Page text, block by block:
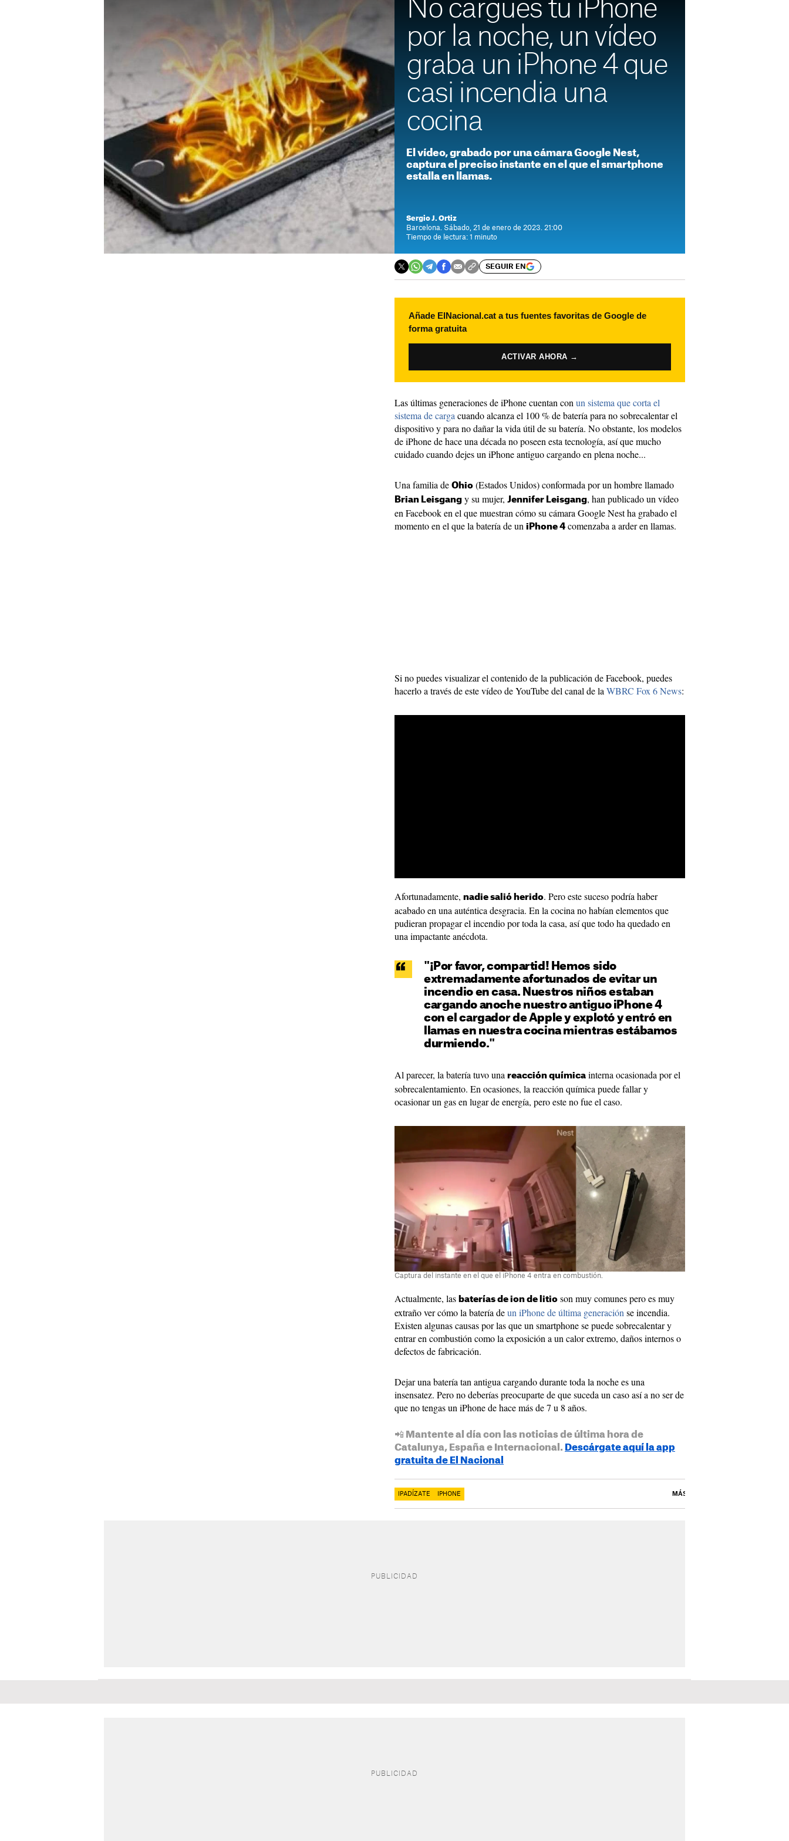
No cargues tu iPhone
por la noche, un vídeo
graba un iPhone 4 que
casi incendia una
cocina
El vídeo, grabado por una cámara Google Nest,
captura el preciso instante en el que el smartphone
estalla en llamas.
Sergio J. Ortiz
Barcelona. Sábado, 21 de enero de 2023. 21:00
Tiempo de lectura: 1 minuto
SEGUIR EN
Añade ElNacional.cat a tus fuentes favoritas de Google de
forma gratuita
ACTIVAR AHORA →
Las últimas generaciones de iPhone cuentan con un sistema que corta el
sistema de carga cuando alcanza el 100 % de batería para no sobrecalentar el
dispositivo y para no dañar la vida útil de su batería. No obstante, los modelos
de iPhone de hace una década no poseen esta tecnología, así que mucho
cuidado cuando dejes un iPhone antiguo cargando en plena noche...
Una familia de Ohio (Estados Unidos) conformada por un hombre llamado
Brian Leisgang y su mujer, Jennifer Leisgang, han publicado un vídeo
en Facebook en el que muestran cómo su cámara Google Nest ha grabado el
momento en el que la batería de un iPhone 4 comenzaba a arder en llamas.
Si no puedes visualizar el contenido de la publicación de Facebook, puedes
hacerlo a través de este vídeo de YouTube del canal de la WBRC Fox 6 News:
Afortunadamente, nadie salió herido. Pero este suceso podría haber
acabado en una auténtica desgracia. En la cocina no habían elementos que
pudieran propagar el incendio por toda la casa, así que todo ha quedado en
una impactante anécdota.
"¡Por favor, compartid! Hemos sido
extremadamente afortunados de evitar un
incendio en casa. Nuestros niños estaban
cargando anoche nuestro antiguo iPhone 4
con el cargador de Apple y explotó y entró en
llamas en nuestra cocina mientras estábamos
durmiendo."
Al parecer, la batería tuvo una reacción química interna ocasionada por el
sobrecalentamiento. En ocasiones, la reacción química puede fallar y
ocasionar un gas en lugar de energía, pero este no fue el caso.
Captura del instante en el que el iPhone 4 entra en combustión.
Actualmente, las baterías de ion de litio son muy comunes pero es muy
extraño ver cómo la batería deun iPhone de última generación se incendia.
Existen algunas causas por las que un smartphone se puede sobrecalentar y
entrar en combustión como la exposición a un calor extremo, daños internos o
defectos de fabricación.
Dejar una batería tan antigua cargando durante toda la noche es una
insensatez. Pero no deberías preocuparte de que suceda un caso así a no ser de
que no tengas un iPhone de hace más de 7 u 8 años.
📲 Mantente al día con las noticias de última hora de
Catalunya, España e Internacional. Descárgate aquí la app
gratuita de El Nacional
IPADÍZATE IPHONE MÁS